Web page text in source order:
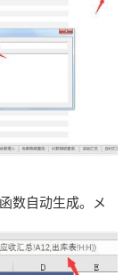
数自动生成。メ